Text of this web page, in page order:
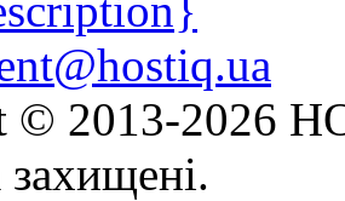
© 2013-2026
захищені.